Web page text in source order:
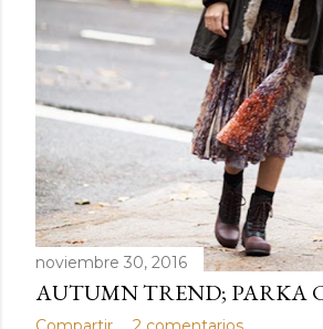
noviembre 30, 2016
AUTUMN TREND; PARKA